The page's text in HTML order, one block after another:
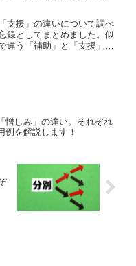
支援」の違いについて調べ
録としてまとめました。似
違う「補助」と「支援」の
憎しみ」の違い。それぞれ
例を解説します！